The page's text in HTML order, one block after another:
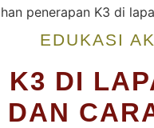
EDUKASI
DI